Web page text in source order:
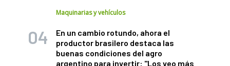
Maquinarias y vehículos
En un cambio rotundo, ahora el
productor brasilero destaca las
buenas condiciones del agro
argentino para invertir: "Los veo más